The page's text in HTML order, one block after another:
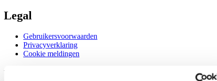
Legal
Gebruikersvoorwaarden
Privacyverklaring
Cookie meldingen
Word lid van de CERTINA club